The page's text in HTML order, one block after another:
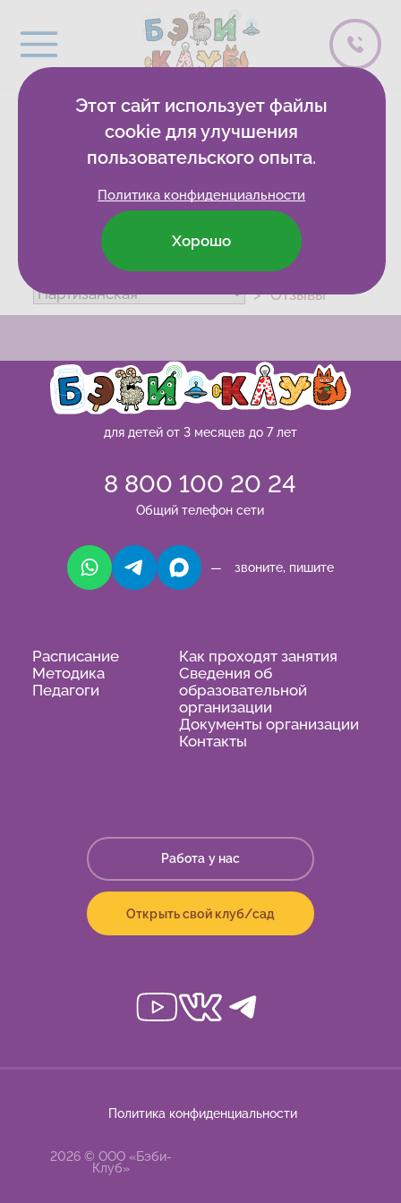
0 спасибо
Развивающие клубы
Отзывы
для детей от 3 месяцев до 7 лет
8 800 100 20 24
Общий телефон сети
— звоните, пишите
Расписание
Методика
Педагоги
Как проходят занятия
Сведения об
образовательной
организации
Документы организации
Контакты
Работа у нас
Открыть свой клуб/сад
2026 © ООО «Бэби-
Клуб»
Политика конфиденциальности
Этот сайт использует файлы
cookie для улучшения
пользовательского опыта.
Политика конфиденциальности
Хорошо